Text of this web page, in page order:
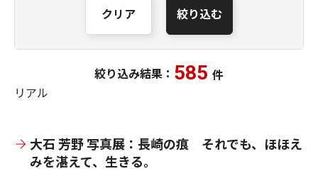
クリア 絞り込む
絞り込み結果： 585 件
リアル
大石 芳野 写真展：長崎の痕 それでも、ほほえ
みを湛えて、生きる。